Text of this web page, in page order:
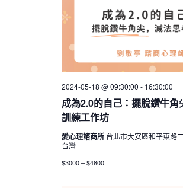
成為2.0的自己：擺脫鑽牛角
訓練工作坊
2024-05-18 @ 09:30:00 - 16:30:00
愛心理諮商所 台北市大安區和平東路
台灣
$3000 – $4800